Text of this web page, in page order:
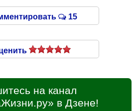
15
на канал
в Дзене!